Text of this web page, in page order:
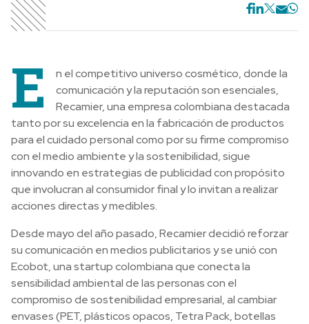
E
n el competitivo universo cosmético, donde la
comunicación y la reputación son esenciales,
Recamier, una empresa colombiana destacada
tanto por su excelencia en la fabricación de productos
para el cuidado personal como por su firme compromiso
con el medio ambiente y la sostenibilidad, sigue
innovando en estrategias de publicidad con propósito
que involucran al consumidor final y lo invitan a realizar
acciones directas y medibles.
Desde mayo del año pasado, Recamier decidió reforzar
su comunicación en medios publicitarios y se unió con
Ecobot, una startup colombiana que conecta la
sensibilidad ambiental de las personas con el
compromiso de sostenibilidad empresarial, al cambiar
envases (PET, plásticos opacos, Tetra Pack, botellas